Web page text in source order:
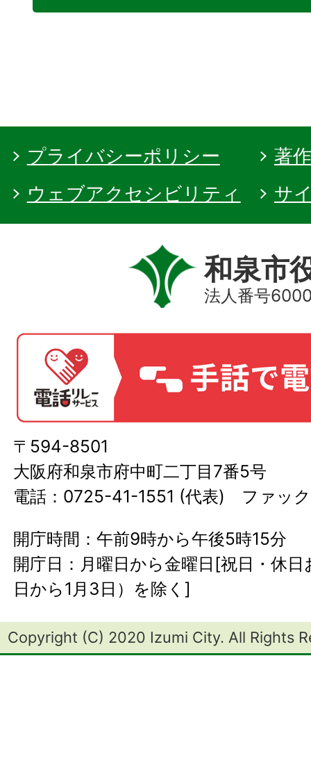
プライバシーポリシー
著
ウェブアクセシビリティ
サ
和泉市
法人番号
〒594-8501
大阪府和泉市府中町二丁目7番5号
電話：0725-41-1551 (代表) ファッ
開庁時間：午前9時から午後5時15分
開庁日：月曜日から金曜日[祝日・休
日から1月3日）を除く]
Copyright (C) 2020 Izumi City. All Rights